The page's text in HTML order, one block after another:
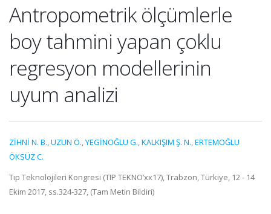
Antropometrik ölçümlerle
boy tahmini yapan çoklu
regresyon modellerinin
uyum analizi
ZİHNİ N. B.,UZUN Ö.,YEGİNOĞLU G.,KALKIŞIM Ş. N.,ERTEMOĞLU
ÖKSÜZ C.
Tıp Teknolojileri Kongresi (TIP TEKNO’xx17), Trabzon, Türkiye, 12 - 14
Ekim 2017, ss.324-327, (Tam Metin Bildiri)